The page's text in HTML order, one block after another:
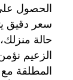
الحصول
سعر دقيق
حالة
الزعيم
المطلقة